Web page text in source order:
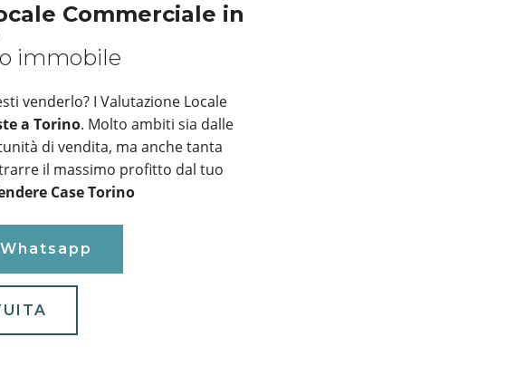
Commerciale in
immobile
venderlo? I Valutazione Locale
a Torino. Molto ambiti sia dalle
di vendita, ma anche tanta
il massimo profitto dal tuo
Case Torino
Whatsapp